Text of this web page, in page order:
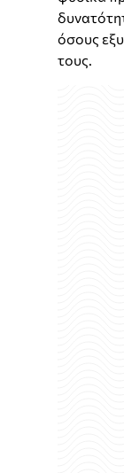
όσους
τους.